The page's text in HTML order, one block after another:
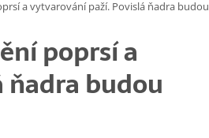
a vytvarování paží. Povislá ňadra budou
poprsí a
ňadra budou